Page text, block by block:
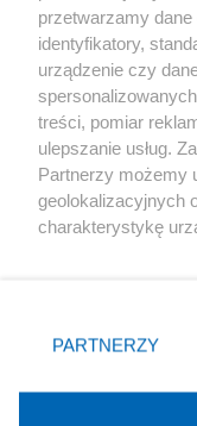
Kultura
X
przetwarzamy
identyfikatory,
urządzenie czy
treści, pomiar
ulepszanie usług.
Partnerzy możemy
geolokalizacyjnych
charakterystykę
zmienić/wycofać
znajdujący się w
rodzaje
użytkownika, ale
PARTNERZY